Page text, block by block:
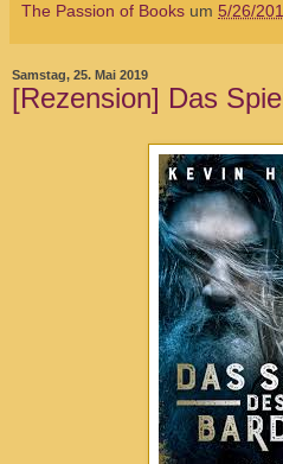
The Passion of Books um 5/26/
Samstag, 25. Mai 2019
[Rezension] Das